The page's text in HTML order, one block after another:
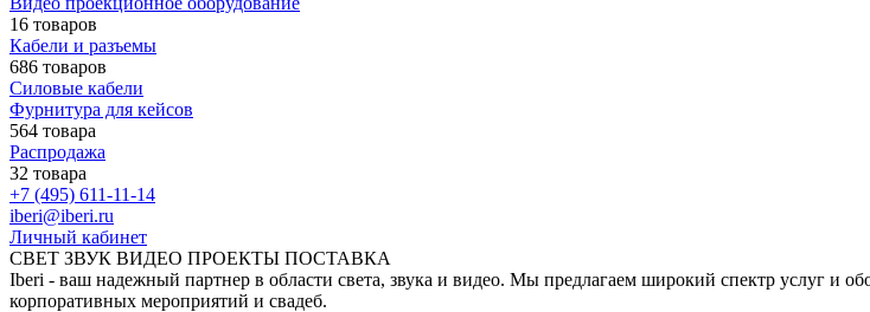
16 товаров
Кабели и разъемы
686 товаров
Силовые кабели
Фурнитура для кейсов
564 товара
Распродажа
32 товара
+7 (495) 611-11-14
iberi@iberi.ru
Личный кабинет
СВЕТ ЗВУК ВИДЕО ПРОЕКТЫ ПОСТАВКА
Iberi - ваш надежный партнер в области света, звука и видео. Мы предлагаем широкий спектр услуг и
корпоративных мероприятий и свадеб.